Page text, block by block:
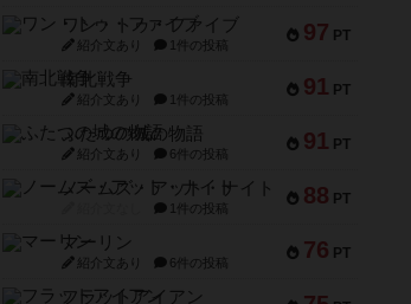
97 PT
ワン・トゥ・ファイブ
紹介文あり 1件の投稿
91 PT
南北戦争
紹介文あり 1件の投稿
91 PT
ふたつの城の物語
紹介文あり 6件の投稿
88 PT
ノームズ・アット・ナイト
1件の投稿
76 PT
マーリン
紹介文あり 6件の投稿
フラットアイアン